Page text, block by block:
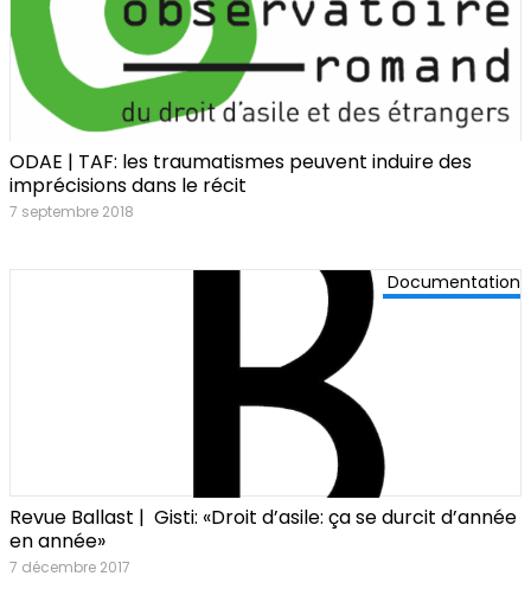
ODAE | TAF: les traumatismes peuvent induire des
imprécisions dans le récit
7 septembre 2018
Documentation
Revue Ballast | Gisti: «Droit d’asile: ça se durcit d’année
en année»
7 décembre 2017